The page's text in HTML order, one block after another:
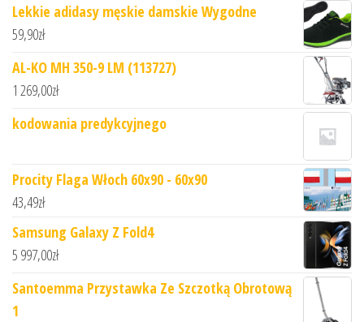
Lekkie adidasy męskie damskie Wygodne
59,90zł
AL-KO MH 350-9 LM (113727)
1 269,00zł
kodowania predykcyjnego
Procity Flaga Włoch 60x90 - 60x90
43,49zł
Samsung Galaxy Z Fold4
5 997,00zł
Santoemma Przystawka Ze Szczotką Obrotową
1